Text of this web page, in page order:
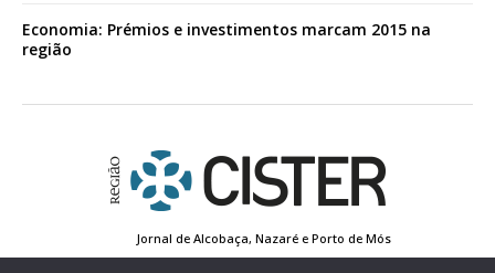
Economia: Prémios e investimentos marcam 2015 na
região
Jornal de Alcobaça, Nazaré e Porto de Mós
Estatuto Editorial
Contactos
Política de Privacidade